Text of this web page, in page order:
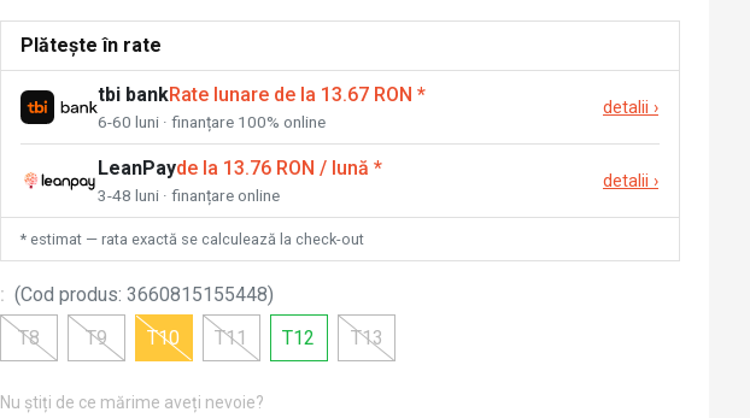
Plătește în rate
tbi bankRate lunare de la 13.67 RON *
6-60 luni · finanțare 100% online
detalii ›
LeanPayde la 13.76 RON / lună *
3-48 luni · finanțare online
detalii ›
* estimat — rata exactă se calculează la check-out
: (Cod produs: 3660815155448)
T8
T9 T10 T11 T12 T13
Nu știți de ce mărime aveți nevoie?